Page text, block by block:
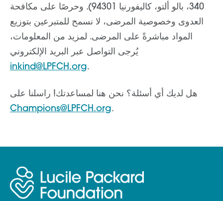
340، بالو ألتو، كاليفورنيا 94301). وحرصًا على مكافحة
العدوى وخصوصية المرضى، لا نسمح للمتبرعين بتوزيع
المواد مباشرةً على المرضى. لمزيد من المعلومات،
يُرجى التواصل عبر البريد الإلكتروني
inkind@LPFCH.org.
هل لديك أي أسئلة؟ نحن هنا لمساعدتك! راسلنا على
Champions@LPFCH.org.